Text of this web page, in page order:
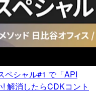
ペシャル#1 で「API
解消したらCDKコント